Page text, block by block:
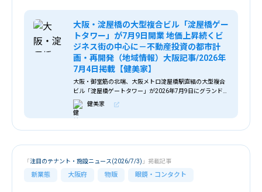
大阪・淀屋橋の大型複合ビル「淀屋橋ゲー
トタワー」が7月9日開業 地価上昇続くビ
ジネス街の中心に－不動産投資の都市計
画・再開発（地域情報）大阪記事/2026年
7月4日掲載【健美家】
大阪・御堂筋の北端、大阪メトロ淀屋橋駅直結の大型複合
ビル「淀屋橋ゲートタワー」が2026年7月9日にグランドオ
ープンする。 淀屋橋駅西地区市街地再開発組合が施行し、
大和ハウス工業・住友商事・関電不動産...。不動産投資の
都市計画・再開発（地域情報）・大阪に関わる記事です。
健美家
新業態 大阪府 物販 眼鏡・コンタクト
「注目のテナント・施設ニュース(2026/7/3) 」掲載記事